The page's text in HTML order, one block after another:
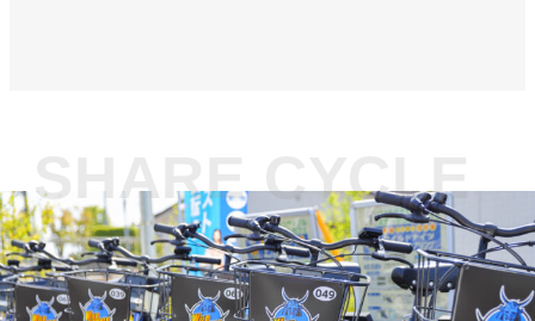
SHARE CYCLE